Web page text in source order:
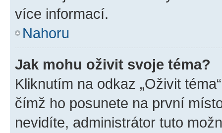
více informací.
Nahoru
Jak mohu oživit svoje téma?
Kliknutím na odkaz „Oživit
čímž ho posunete na první
nevidíte, administrátor tuto